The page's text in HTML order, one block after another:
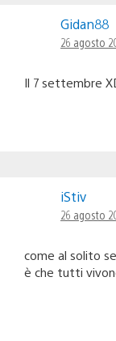
Gidan88
26 agosto
Il 7 settembre
iStiv
26 agosto
come al solito
è che tutti